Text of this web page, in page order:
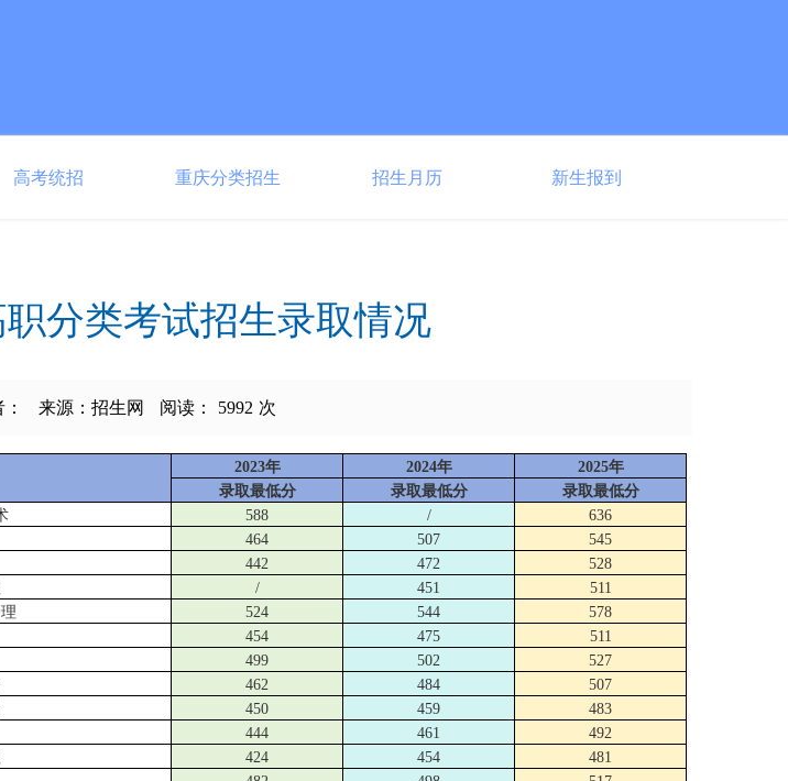
高考统招 重庆分类招生 招生月历 新生报到
分类考试招生录取情况
来源：招生网 阅读： 5992 次
2023年 2024年
2025年
录取最低分
录取最低分 录取最低分
588 / 636
464 507
545
442 472
528
/ 451
511
524 544
578
454 475
511
499 502
527
462 484
507
450 459
483
444 461
492
424 454
481